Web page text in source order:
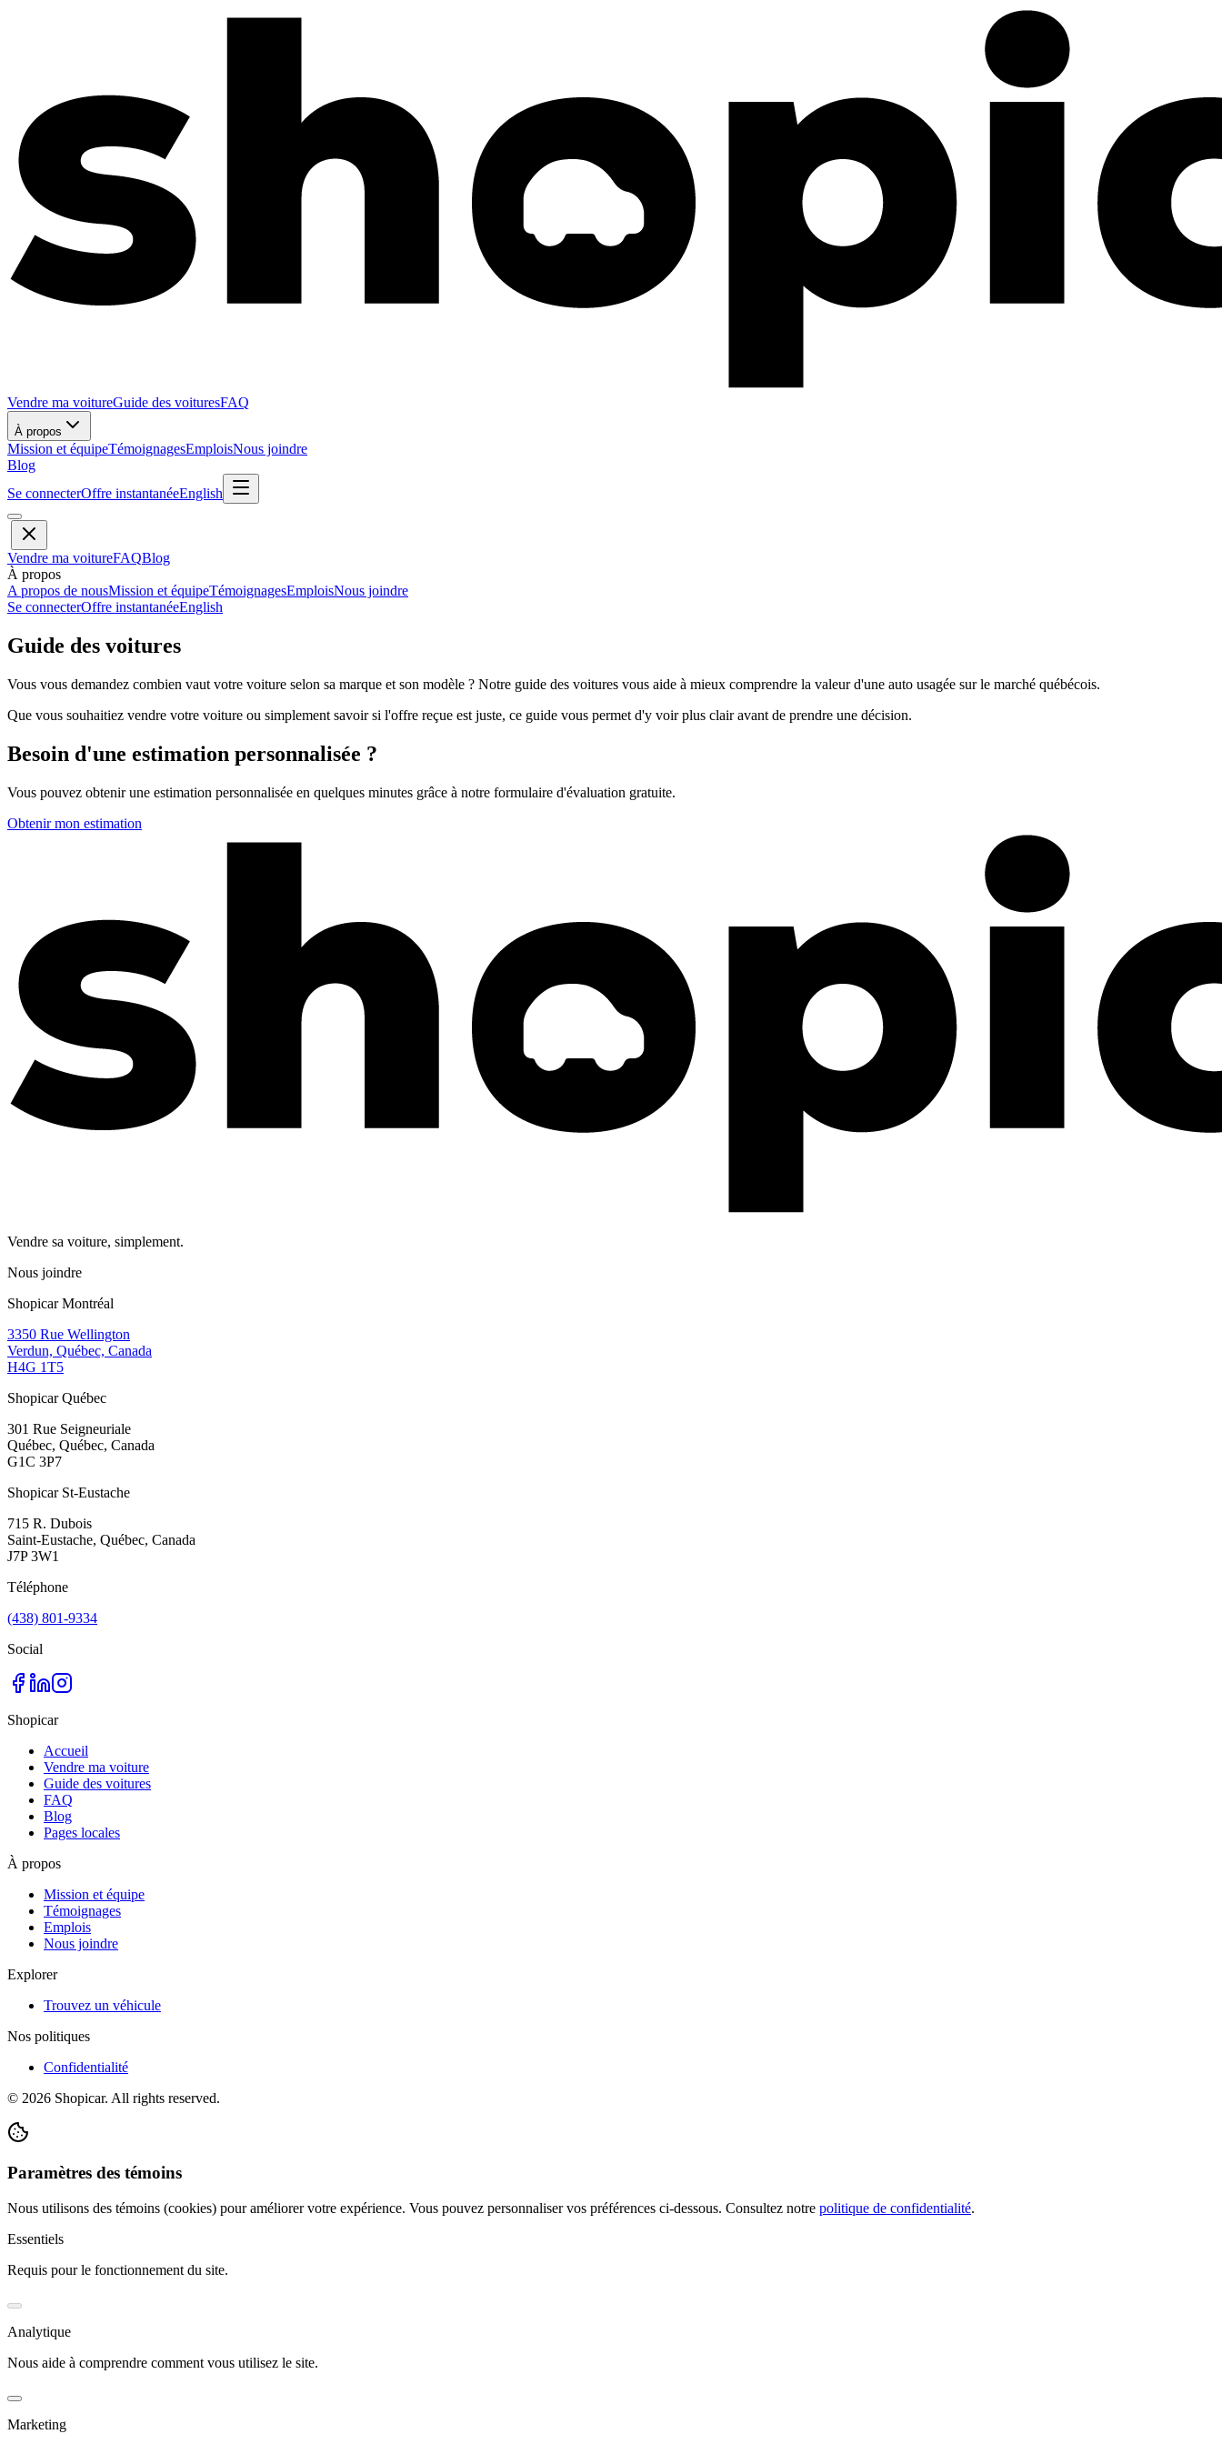
Vendre ma voitureGuide des voituresFAQ
À propos
Mission et équipeTémoignagesEmploisNous joindre
Blog
Se connecterOffre instantanéeEnglish
Vendre ma voitureFAQBlog
À propos
A propos de nousMission et équipeTémoignagesEmploisNous joindre
Se connecterOffre instantanéeEnglish
Guide des voitures
Vous vous demandez combien vaut votre voiture selon sa marque et son modèle ? Notre guide des voitures vous aide à mieux comprendre la valeur d'une auto usagée sur le marché québécois.
Que vous souhaitiez vendre votre voiture ou simplement savoir si l'offre reçue est juste, ce guide vous permet d'y voir plus clair avant de prendre une décision.
Besoin d'une estimation personnalisée ?
Vous pouvez obtenir une estimation personnalisée en quelques minutes grâce à notre formulaire d'évaluation gratuite.
Obtenir mon estimation
Vendre sa voiture, simplement.
Nous joindre
Shopicar Montréal
3350 Rue Wellington
Verdun, Québec, Canada
H4G 1T5
Shopicar Québec
301 Rue Seigneuriale
Québec, Québec, Canada
G1C 3P7
Shopicar St-Eustache
715 R. Dubois
Saint-Eustache, Québec, Canada
J7P 3W1
Téléphone
(438) 801-9334
Social
Shopicar
Accueil
Vendre ma voiture
Guide des voitures
FAQ
Blog
Pages locales
À propos
Mission et équipe
Témoignages
Emplois
Nous joindre
Explorer
Trouvez un véhicule
Nos politiques
Confidentialité
© 2026 Shopicar. All rights reserved.
Paramètres des témoins
Nous utilisons des témoins (cookies) pour améliorer votre expérience. Vous pouvez personnaliser vos préférences ci-dessous. Consultez notre politique de confidentialité.
Essentiels
Requis pour le fonctionnement du site.
Analytique
Nous aide à comprendre comment vous utilisez le site.
Marketing